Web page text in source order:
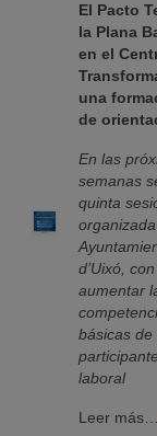
Sede
Portal de
Empleo
Buzón
Gastrofest
Información
El Pacto
la Plana
en el
una
de
En las
semanas
quinta
d’Uixó,
aumentar
básicas de
laboral
Leer más…